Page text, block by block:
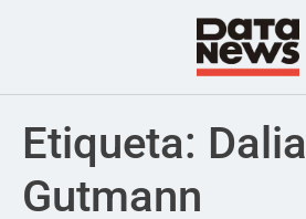
Etiqueta: Dalia
Gutmann